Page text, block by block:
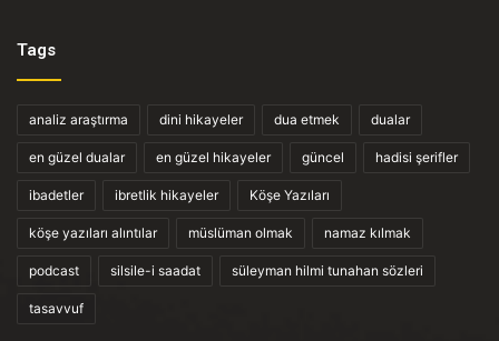
Tags
analiz araştırma dini hikayeler dua etmek dualar
en güzel dualar en güzel hikayeler güncel hadisi şerifler
ibadetler ibretlik hikayeler Köşe Yazıları
köşe yazıları alıntılar müslüman olmak namaz kılmak
podcast silsile-i saadat süleyman hilmi tunahan sözleri
tasavvuf